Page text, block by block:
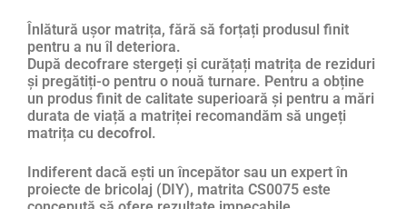
Înlătură ușor matrița, fără să forțați produsul finit
pentru a nu îl deteriora.
După decofrare stergeți și curățați matrița de reziduri
și pregătiți-o pentru o nouă turnare. Pentru a obține
un produs finit de calitate superioară și pentru a mări
durata de viață a matriței recomandăm să ungeți
matrița cu decofrol.
Indiferent dacă ești un începător sau un expert în
proiecte de bricolaj (DIY), matrita CS0075 este